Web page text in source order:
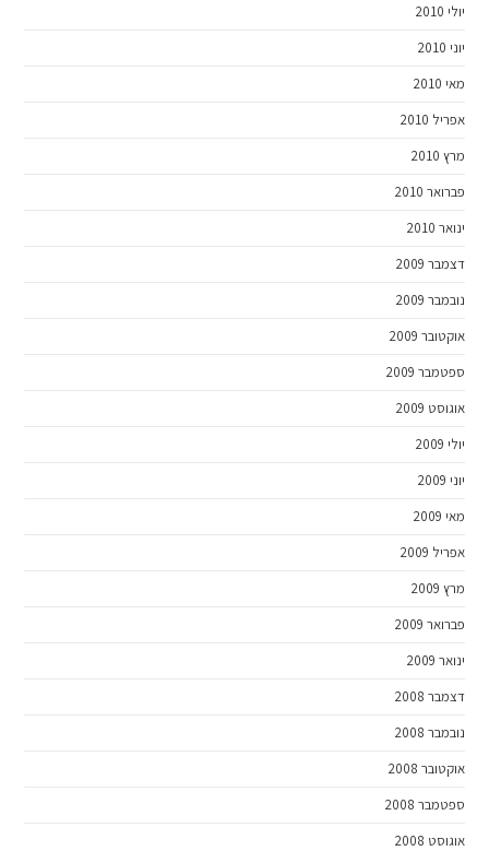
יולי 2010
יוני 2010
מאי 2010
אפריל 2010
מרץ 2010
פברואר 2010
ינואר 2010
דצמבר 2009
נובמבר 2009
אוקטובר 2009
ספטמבר 2009
אוגוסט 2009
יולי 2009
יוני 2009
מאי 2009
אפריל 2009
מרץ 2009
פברואר 2009
ינואר 2009
דצמבר 2008
נובמבר 2008
אוקטובר 2008
ספטמבר 2008
אוגוסט 2008